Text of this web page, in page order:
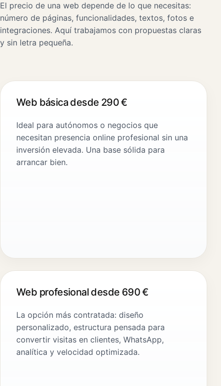
El precio de una web depende de lo que necesitas:
número de páginas, funcionalidades, textos, fotos e
integraciones. Aquí trabajamos con propuestas claras
y sin letra pequeña.
Web básica desde 290 €
Ideal para autónomos o negocios que
necesitan presencia online profesional sin una
inversión elevada. Una base sólida para
arrancar bien.
Web profesional desde 690 €
La opción más contratada: diseño
personalizado, estructura pensada para
convertir visitas en clientes, WhatsApp,
analítica y velocidad optimizada.